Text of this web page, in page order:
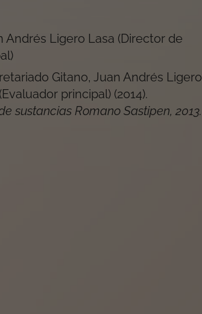
Andrés Ligero Lasa (Director de
Gitano, Juan Andrés Ligero
principal) (2014).
sustancias Romano Sastipen, 2013.